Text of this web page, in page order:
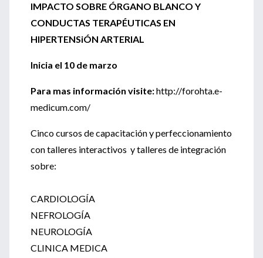
IMPACTO SOBRE ÓRGANO BLANCO Y
CONDUCTAS TERAPÉUTICAS EN
HIPERTENSiÓN ARTERIAL
Inicia el 10 de marzo
Para mas información visite:http://forohta.e-
medicum.com/
Cinco cursos de capacitación y perfeccionamiento
con talleres interactivos y talleres de integración
sobre:
CARDIOLOGÍA
NEFROLOGÍA
NEUROLOGÍA
CLINICA MEDICA